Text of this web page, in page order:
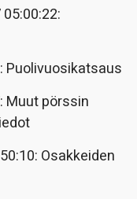
Puolivuosikatsaus
Muut pörssin
Osakkeiden